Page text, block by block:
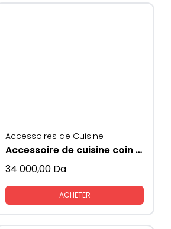
Accessoires de Cuisine
Accessoire de cuisine coin magique pour rangement extractible
34 000,00 Da
ACHETER